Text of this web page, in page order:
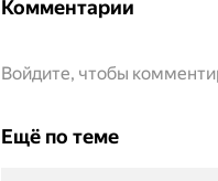
Комментарии
Войдите, чтобы
Ещё по теме